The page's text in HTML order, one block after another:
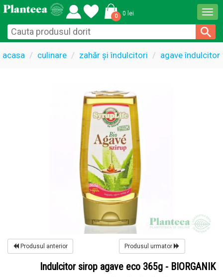
0 0 lei
acasa culinare zahăr și îndulcitori agave îndulcitor
Produsul anterior Produsul urmator
Indulcitor sirop agave eco 365g - BIORGANIK